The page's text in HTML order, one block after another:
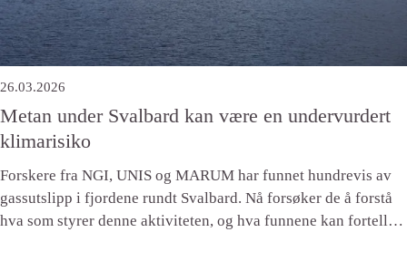
26.03.2026
Metan under Svalbard kan være en undervurdert
klimarisiko
Forskere fra NGI, UNIS og MARUM har funnet hundrevis av
gassutslipp i fjordene rundt Svalbard. Nå forsøker de å forstå
hva som styrer denne aktiviteten, og hva funnene kan fortelle